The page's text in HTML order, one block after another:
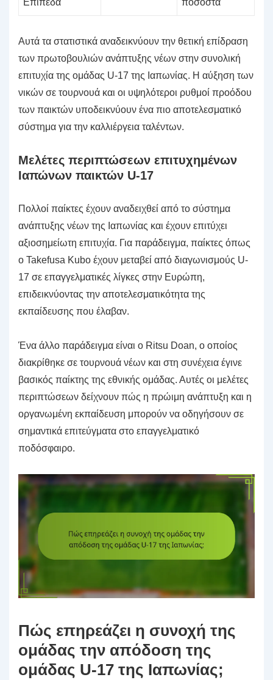
Αυτά τα στατιστικά αναδεικνύουν την θετική επίδραση
των πρωτοβουλιών ανάπτυξης νέων στην συνολική
επιτυχία της ομάδας U-17 της Ιαπωνίας. Η αύξηση των
νικών σε τουρνουά και οι υψηλότεροι ρυθμοί προόδου
των παικτών υποδεικνύουν ένα πιο αποτελεσματικό
σύστημα για την καλλιέργεια ταλέντων.
Μελέτες περιπτώσεων επιτυχημένων
Ιαπώνων παικτών U-17
Πολλοί παίκτες έχουν αναδειχθεί από το σύστημα
ανάπτυξης νέων της Ιαπωνίας και έχουν επιτύχει
αξιοσημείωτη επιτυχία. Για παράδειγμα, παίκτες όπως
ο Takefusa Kubo έχουν μεταβεί από διαγωνισμούς U-
17 σε επαγγελματικές λίγκες στην Ευρώπη,
επιδεικνύοντας την αποτελεσματικότητα της
εκπαίδευσης που έλαβαν.
Ένα άλλο παράδειγμα είναι ο Ritsu Doan, ο οποίος
διακρίθηκε σε τουρνουά νέων και στη συνέχεια έγινε
βασικός παίκτης της εθνικής ομάδας. Αυτές οι μελέτες
περιπτώσεων δείχνουν πώς η πρώιμη ανάπτυξη και η
οργανωμένη εκπαίδευση μπορούν να οδηγήσουν σε
σημαντικά επιτεύγματα στο επαγγελματικό
ποδόσφαιρο.
Πώς επηρεάζει η συνοχή της
ομάδας την απόδοση της
ομάδας U-17 της Ιαπωνίας;